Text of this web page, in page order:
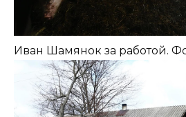
Иван Шамянок за работой.